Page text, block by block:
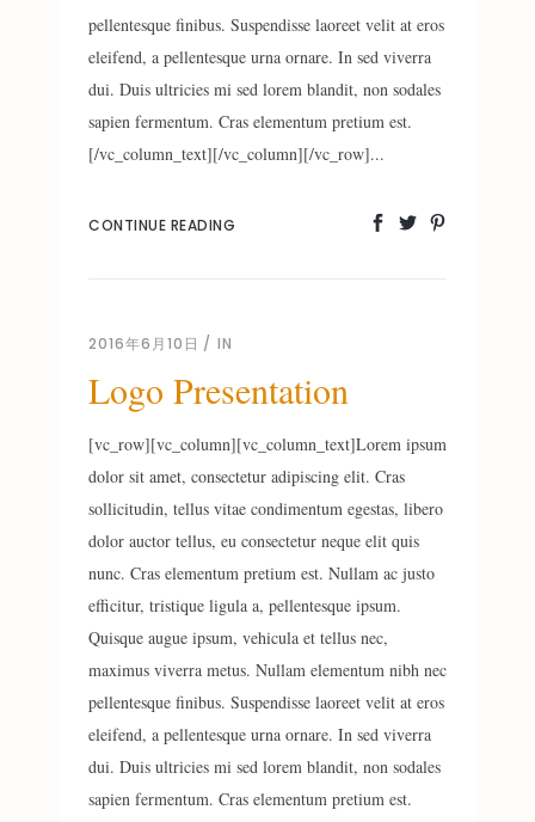
pellentesque finibus. Suspendisse laoreet velit at eros
eleifend, a pellentesque urna ornare. In sed viverra
dui. Duis ultricies mi sed lorem blandit, non sodales
sapien fermentum. Cras elementum pretium est.
[/vc_column_text][/vc_column][/vc_row]...
CONTINUE READING
2016年6月10日 IN
Logo Presentation
[vc_row][vc_column][vc_column_text]Lorem ipsum
dolor sit amet, consectetur adipiscing elit. Cras
sollicitudin, tellus vitae condimentum egestas, libero
dolor auctor tellus, eu consectetur neque elit quis
nunc. Cras elementum pretium est. Nullam ac justo
efficitur, tristique ligula a, pellentesque ipsum.
Quisque augue ipsum, vehicula et tellus nec,
maximus viverra metus. Nullam elementum nibh nec
pellentesque finibus. Suspendisse laoreet velit at eros
eleifend, a pellentesque urna ornare. In sed viverra
dui. Duis ultricies mi sed lorem blandit, non sodales
sapien fermentum. Cras elementum pretium est.